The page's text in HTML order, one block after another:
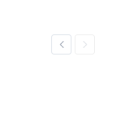
PreviousNext